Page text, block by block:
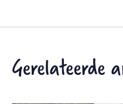
Gerelateerde